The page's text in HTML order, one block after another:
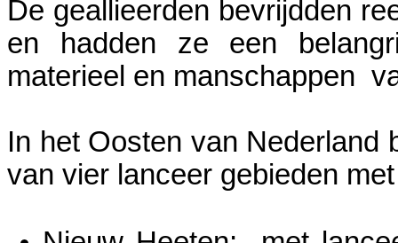
De geallieerden bevrijdden
en hadden ze een
materieel en manschappen
In het Oosten van Nederland
van vier lanceer gebieden